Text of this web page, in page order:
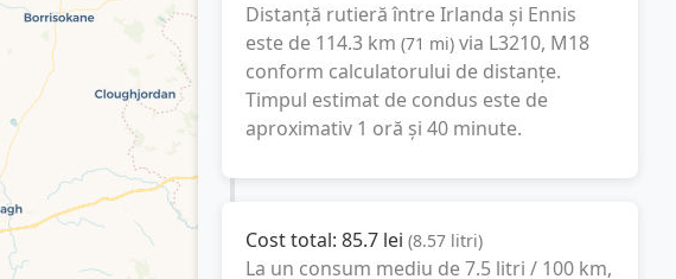
Distanță rutieră întreIrlanda și Ennis
este de 114.3 km (71 mi) via L3210, M18
conform calculatorului de distanțe.
Timpul estimat de condus este de
aproximativ 1 oră și 40 minute.
Cost total: 85.7 lei (8.57 litri)
La un consum mediu de7.5 litri / 100 km,